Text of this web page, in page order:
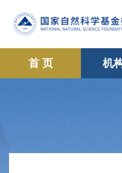
首 页 机